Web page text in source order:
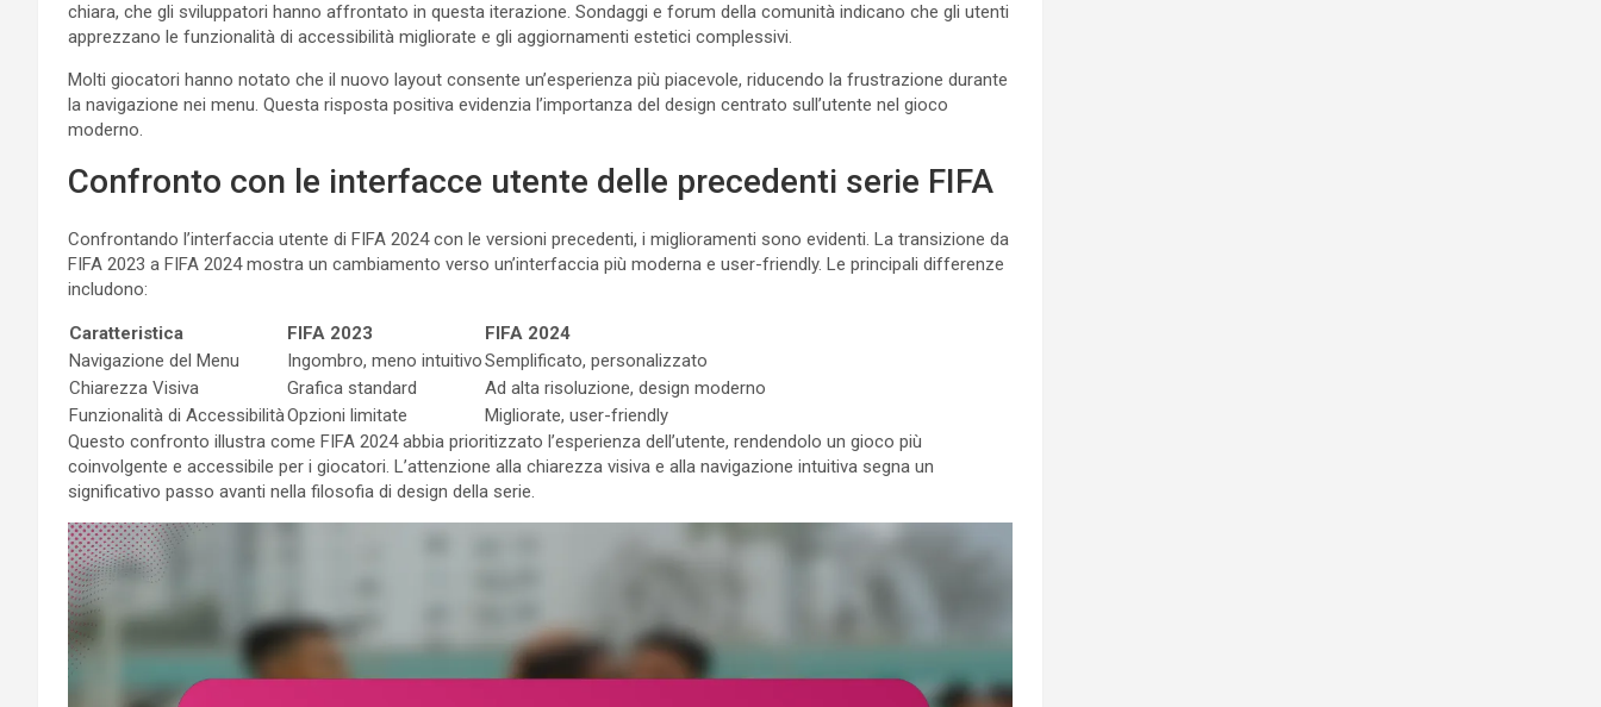
chiara, che gli sviluppatori hanno affrontato in questa iterazione. Sondaggi e forum della comunità indicano che gli utenti
apprezzano le funzionalità di accessibilità migliorate e gli aggiornamenti estetici complessivi.
Molti giocatori hanno notato che il nuovo layout consente un’esperienza più piacevole, riducendo la frustrazione durante
la navigazione nei menu. Questa risposta positiva evidenzia l’importanza del design centrato sull’utente nel gioco
moderno.
Confronto con le interfacce utente delle precedenti serie FIFA
Confrontando l’interfaccia utente di FIFA 2024 con le versioni precedenti, i miglioramenti sono evidenti. La transizione da
FIFA 2023 a FIFA 2024 mostra un cambiamento verso un’interfaccia più moderna e user-friendly. Le principali differenze
includono:
Caratteristica FIFA 2023
FIFA 2024
Navigazione del Menu
Ingombro, meno intuitivoSemplificato, personalizzato
Chiarezza Visiva
Grafica standard
Ad alta risoluzione, design moderno
Funzionalità di AccessibilitàOpzioni limitate
Migliorate, user-friendly
Questo confronto illustra come FIFA 2024 abbia prioritizzato l’esperienza dell’utente, rendendolo un gioco più
coinvolgente e accessibile per i giocatori. L’attenzione alla chiarezza visiva e alla navigazione intuitiva segna un
significativo passo avanti nella filosofia di design della serie.